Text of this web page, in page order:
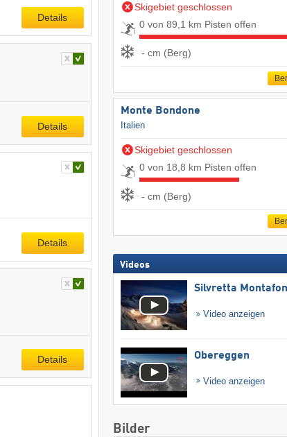
Details
Details
Details
Details
Skigebiet geschlossen
0 von 89,1 km Pisten offen
- cm (Berg)
Monte Bondone
Italien
Skigebiet geschlossen
0 von 18,8 km Pisten offen
- cm (Berg)
Videos
Silvretta Montafon
Video anzeigen
Obereggen
Video anzeigen
Bilder